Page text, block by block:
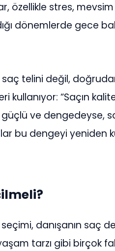
özellikle stres,
dönemlerde gece
saç telini değil,
kullanıyor: “Saçın
güçlü ve dengedeyse,
bu dengeyi yeniden
danışanın saç
tarzı gibi birçok